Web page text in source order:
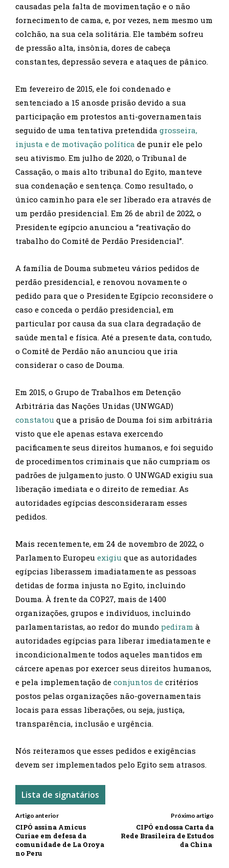
causadas pela falta de movimentação e o não
fornecimento de cama, e, por vezes, nem mesmo um
colchão, na sua cela solitária. Ele também sofreu
de pressão alta, insônia, dores de cabeça
constantes, depressão severa e ataques de pânico.
Em fevereiro de 2015, ele foi condenado e
sentenciado a 15 anosde prisão devido a sua
participação em protestos anti-governamentais
seguido de uma tentativa pretendida grosseira,
injusta e de motivação política de punir ele pelo
seu ativismo. Em julho de 2020, o Tribunal de
Cassação, o mais alto tribunal do Egito, manteve
sua condenação e sentença. Como resultado, o
único caminho para ele ser liberado era através de
um perdão presidencial. Em 26 de abril de 2022, o
Presidente egípcio anunciou a “reativação do
trabalho do Comitê de Perdão Presidencial”.
A família de Douma submeteu vários pedidos de
perdão presidencial, e renovou novamente o
pedido para que o Presidente Egípcio reconsidere o
caso e conceda o perdão presidencial, em
particular por causa da sua clara degradação de
saúde mental e física. Até a presente data, contudo,
o Comitê de Perdão não anunciou que iria
considerar o caso de Douma.
Em 2015, o Grupo de Trabalhos em Detenção
Arbitrária das Nações Unidas (UNWGAD)
constatou que a prisão de Douma foi sim arbitrária
visto que ele apenas estava exercendo
pacificamente seus direitos humanos, e foi seguido
de procedimentos criminais que não cumpriam os
padrões de julgamento justo. O UNWGAD exigiu sua
liberação imediata e o direito de remediar. As
autoridades egípcias desconsideraram esses
pedidos.
Mais recentemente, em 24 de novembro de 2022, o
Parlamento Europeu exigiu que as autoridades
egípcias liberassem imadiatamente as pessoas
detidas de forma injusta no Egito, incluindo
Douma. À frente da COP27, mais de 1400
organizações, grupos e indivíduos, incluindo
parlamentaristas, ao redor do mundo pediram à
autoridades egípcias para liberar imediatamente e
incondicionalmente todos aqueles mantidos em
cárcere apenas por exercer seus direitos humanos,
e pela implementação de conjuntos de critérios
postos pelas organizações não-governamentais
locais para essas liberações, ou seja, justiça,
transparência, inclusão e urgência.
Nós reiteramos que esses pedidos e exigências
devem ser implementados pelo Egito sem atrasos.
Lista de signatários
Artigo anterior
CIPÓ assina Amicus
Curiae em defesa da
comunidade de La Oroya
no Peru
Próximo artigo
CIPÓ endossa Carta da
Rede Brasileira de Estudos
da China